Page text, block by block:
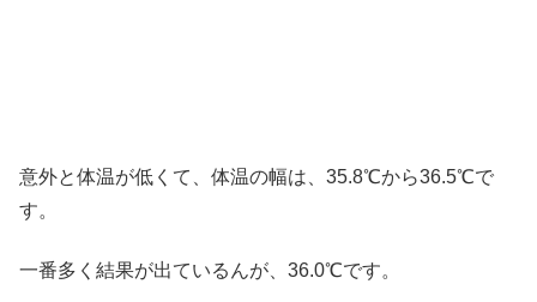
意外と体温が低くて、体温の幅は、35.8℃から36.5℃で
す。
一番多く結果が出ているんが、36.0℃です。